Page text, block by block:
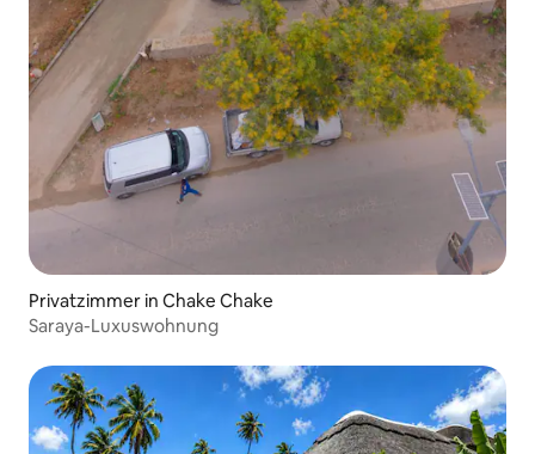
Privatzimmer in Chake Chake
Saraya-Luxuswohnung